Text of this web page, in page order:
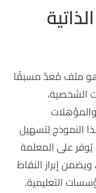
هو ملف مُعدّ مسبقًا
الشخصية،
والمؤهلات
النموذج لتسهيل
يُوفر على المعلمة
إبراز النقاط
التعليمية.